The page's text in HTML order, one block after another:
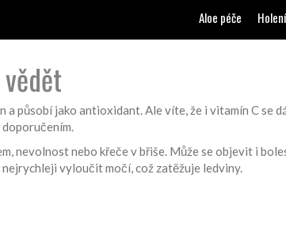
Aloe péče
působí jako antioxidant. Ale víte, že i vitamín C se
doporučením.
nevolnost nebo křeče v břiše. Může se objevit i
vyloučit močí, což zatěžuje ledviny.